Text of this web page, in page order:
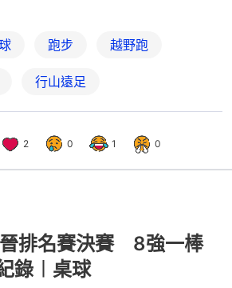
跑步 越野跑
行山遠足
2 0 1 0
排名賽決賽 8強一棒
錄︱桌球